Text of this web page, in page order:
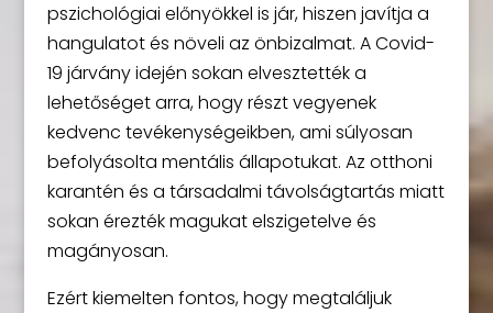
pszichológiai előnyökkel is jár, hiszen javítja a
hangulatot és növeli az önbizalmat. A Covid-
19 járvány idején sokan elvesztették a
lehetőséget arra, hogy részt vegyenek
kedvenc tevékenységeikben, ami súlyosan
befolyásolta mentális állapotukat. Az otthoni
karantén és a társadalmi távolságtartás miatt
sokan érezték magukat elszigetelve és
magányosan.
Ezért kiemelten fontos, hogy megtaláljuk